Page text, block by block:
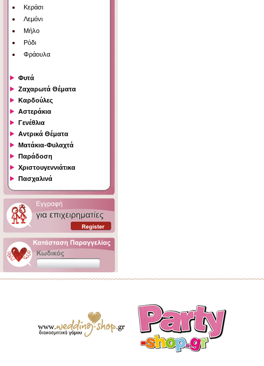
Κεράσι
Λεμόνι
Μήλο
Ρόδι
Φράουλα
Φυτά
Ζαχαρωτά Θέματα
Καρδούλες
Αστεράκια
Γενέθλια
Αντρικά Θέματα
Ματάκια-Φυλαχτά
Παράδοση
Χριστουγεννιάτικα
Πασχαλινά